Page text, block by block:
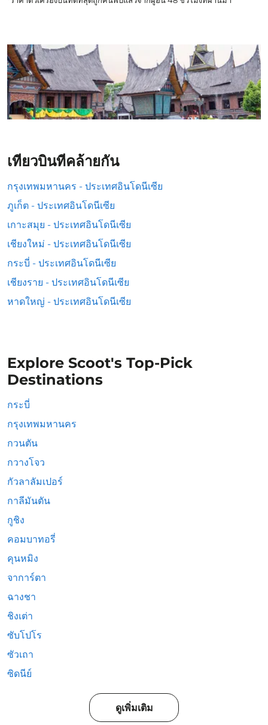
เที่ยวบินที่คล้ายกัน
กรุงเทพมหานคร - ประเทศอินโดนีเซีย
ภูเก็ต - ประเทศอินโดนีเซีย
เกาะสมุย - ประเทศอินโดนีเซีย
เชียงใหม่ - ประเทศอินโดนีเซีย
กระบี่ - ประเทศอินโดนีเซีย
เชียงราย - ประเทศอินโดนีเซีย
หาดใหญ่ - ประเทศอินโดนีเซีย
Explore Scoot's Top-Pick
Destinations
กระบี่
กรุงเทพมหานคร
กวนตัน
กวางโจว
กัวลาลัมเปอร์
กาลีมันตัน
กูชิง
คอมบาทอรี่
คุนหมิง
จาการ์ตา
ฉางชา
ชิงเต่า
ซับโปโร
ซัวเถา
ซิดนีย์
ดูเพิ่มเติม